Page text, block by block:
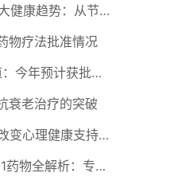
定义2026年的10大健康趋势：从节律健康到冷热交替疗法
物疗法批准情况
FDA药物审批管道：今年预计获批的关键新疗法
衰老治疗的突破
2026年技术如何改变心理健康支持的获取方式
2026年可用GLP-1药物全解析：专家指南